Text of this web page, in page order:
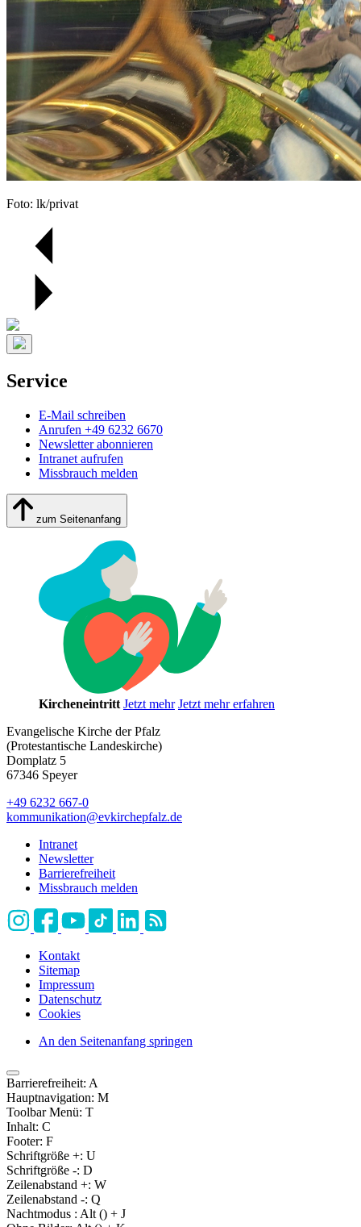
Foto: lk/privat
Service
E-Mail schreiben
Anrufen +49 6232 6670
Newsletter abonnieren
Intranet aufrufen
Missbrauch melden
zum Seitenanfang
Kircheneintritt Jetzt mehr Jetzt mehr erfahren
Evangelische Kirche der Pfalz
(Protestantische Landeskirche)
Domplatz 5
67346 Speyer
+49 6232 667-0
kommunikation@evkirchepfalz.de
Intranet
Newsletter
Barrierefreiheit
Missbrauch melden
Kontakt
Sitemap
Impressum
Datenschutz
Cookies
An den Seitenanfang springen
Barrierefreiheit: A
Hauptnavigation: M
Toolbar Menü: T
Inhalt: C
Footer: F
Schriftgröße +: U
Schriftgröße -: D
Zeilenabstand +: W
Zeilenabstand -: Q
Nachtmodus : Alt () + J